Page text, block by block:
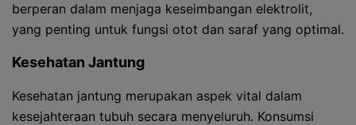
berperan dalam menjaga keseimbangan elektrolit,
yang penting untuk fungsi otot dan saraf yang optimal.
Kesehatan Jantung
Kesehatan jantung merupakan aspek vital dalam
kesejahteraan tubuh secara menyeluruh. Konsumsi